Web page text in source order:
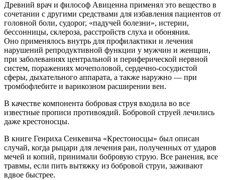
Древний врач и философ Авиценна применял это вещество в
сочетании с другими средствами для избавления пациентов от
головной боли, судорог, «падучей болезни», истерии,
бессонницы, склероза, расстройств слуха и обоняния.
Оно применялось внутрь для профилактики и лечения
нарушений репродуктивной функции у мужчин и женщин,
при заболеваниях центральной и периферической нервной
систем, поражениях мочеполовой, сердечно-сосудистой
сферы, дыхательного аппарата, а также наружно — при
тромбофлебите и варикозном расширении вен.
В качестве компонента бобровая струя входила во все
известные прописи противоядий. Бобровой струей лечились
даже крестоносцы.
В книге Генриха Сенкевича «Крестоносцы» был описан
случай, когда рыцари для лечения ран, полученных от ударов
мечей и копий, принимали бобровую струю. Все ранения, все
травмы, если пить вытяжку из бобровой струи, заживают
вдвое быстрее.